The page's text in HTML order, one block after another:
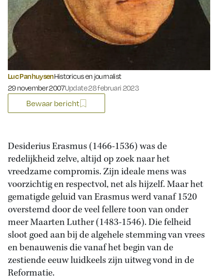
Luc PanhuysenHistoricus en journalist
Gepubliceerd op:
29 november 2007Update 28 februari 2023
Bewaar bericht
Desiderius Erasmus (1466-1536) was de
redelijkheid zelve, altijd op zoek naar het
vreedzame compromis. Zijn ideale mens was
voorzichtig en respectvol, net als hijzelf. Maar het
gematigde geluid van Erasmus werd vanaf 1520
overstemd door de veel fellere toon van onder
meer Maarten Luther (1483-1546). Die felheid
sloot goed aan bij de algehele stemming van vrees
en benauwenis die vanaf het begin van de
zestiende eeuw luidkeels zijn uitweg vond in de
Reformatie.